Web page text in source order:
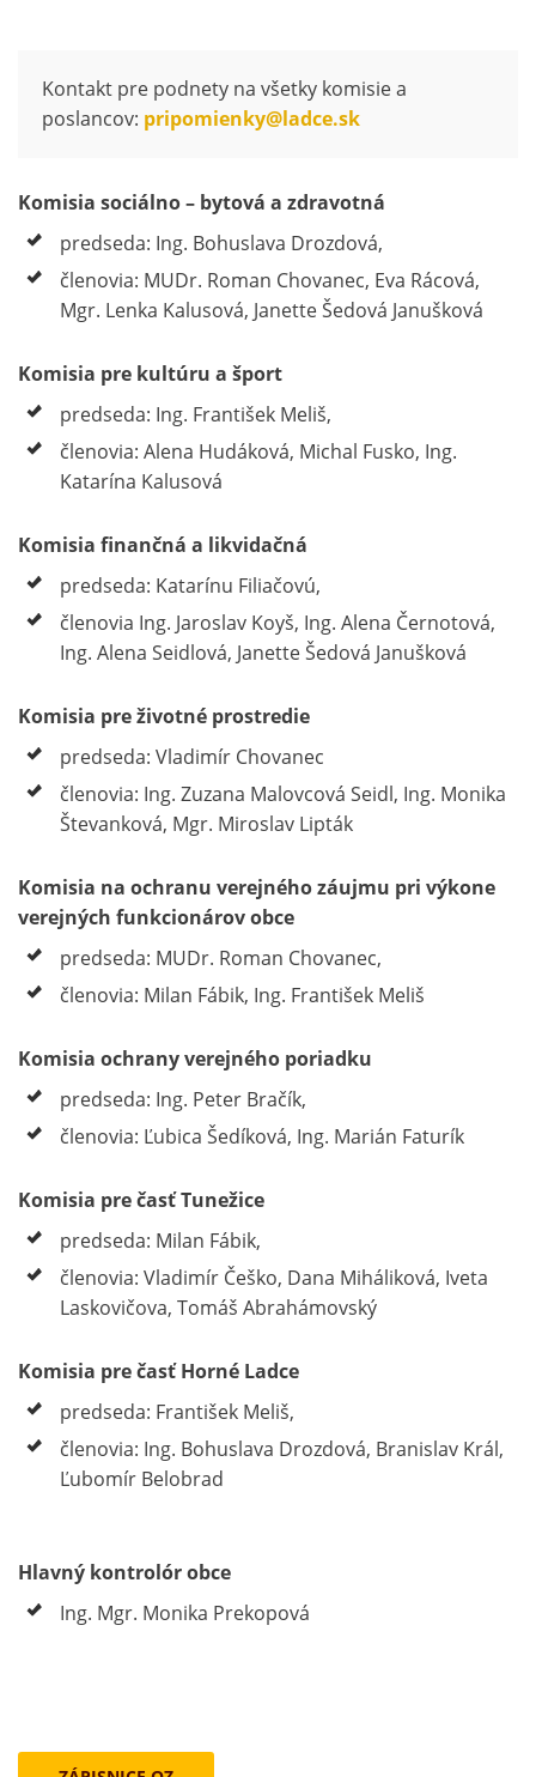
Kontakt pre podnety na všetky komisie a
poslancov: pripomienky@ladce.sk
Komisia sociálno – bytová a zdravotná
predseda: Ing. Bohuslava Drozdová,
členovia: MUDr. Roman Chovanec, Eva Rácová,
Mgr. Lenka Kalusová, Janette Šedová Janušková
Komisia pre kultúru a šport
predseda: Ing. František Meliš,
členovia: Alena Hudáková, Michal Fusko, Ing.
Katarína Kalusová
Komisia finančná a likvidačná
predseda: Katarínu Filiačovú,
členovia Ing. Jaroslav Koyš, Ing. Alena Černotová,
Ing. Alena Seidlová, Janette Šedová Janušková
Komisia pre životné prostredie
predseda: Vladimír Chovanec
členovia: Ing. Zuzana Malovcová Seidl, Ing. Monika
Števanková, Mgr. Miroslav Lipták
Komisia na ochranu verejného záujmu pri výkone
verejných funkcionárov obce
predseda: MUDr. Roman Chovanec,
členovia: Milan Fábik, Ing. František Meliš
Komisia ochrany verejného poriadku
predseda: Ing. Peter Bračík,
členovia: Ľubica Šedíková, Ing. Marián Faturík
Komisia pre časť Tunežice
predseda: Milan Fábik,
členovia: Vladimír Češko, Dana Miháliková, Iveta
Laskovičova, Tomáš Abrahámovský
Komisia pre časť Horné Ladce
predseda: František Meliš,
členovia: Ing. Bohuslava Drozdová, Branislav Král,
Ľubomír Belobrad
Hlavný kontrolór obce
Ing. Mgr. Monika Prekopová